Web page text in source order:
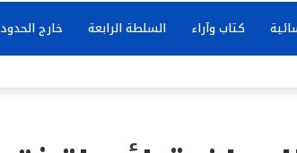
كتاب وآراء السلطة الرابعة خارج الحدود